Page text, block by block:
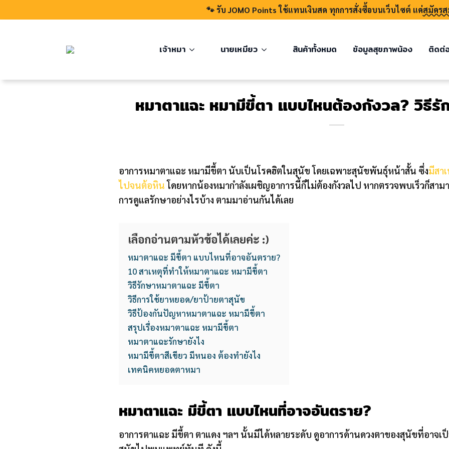
🐾 รับ JOMO Points ใช้แทนเงินสด ทุกการสั่งซื้อบนเว็บไซต์ แค่สมัคร
เจ้าหมา นายเหมียว สินค้าทั้งหมด ข้อมูลสุขภาพน้อง ติดต่
หมาตาแฉะ หมามีขี้ตา แบบไหนต้องกังวล? วิธี
อาการหมาตาแฉะ หมามีขี้ตา นับเป็นโรคฮิตในสุนัข โดยเฉพาะสุนัขพันธุ์หน้าสั้น ซึ่งมีสา
ไปจนต้อหินโดยหากน้องหมากำลังเผชิญอาการนี้ก็ไม่ต้องกังวลไป หากตรวจพบเร็วก็สาม
การดูแลรักษาอย่างไรบ้าง ตามมาอ่านกันได้เลย
เลือกอ่านตามหัวข้อได้เลยค่ะ :)
หมาตาแฉะ มีขี้ตา แบบไหนที่อาจอันตราย?
10 สาเหตุที่ทำให้หมาตาแฉะ หมามีขี้ตา
วิธีรักษาหมาตาแฉะ มีขี้ตา
วิธีการใช้ยาหยอด/ยาป้ายตาสุนัข
วิธีป้องกันปัญหาหมาตาแฉะ หมามีขี้ตา
สรุปเรื่องหมาตาแฉะ หมามีขี้ตา
หมาตาแฉะรักษายังไง
หมามีขี้ตาสีเขียว มีหนอง ต้องทำยังไง
เทคนิคหยอดตาหมา
หมาตาแฉะ มีขี้ตา แบบไหนที่อาจอันตราย?
อาการตาแฉะ มีขี้ตา ตาแดง ฯลฯ นั้นมีได้หลายระดับ ดูอาการด้านดวงตาของสุนัขที่อา